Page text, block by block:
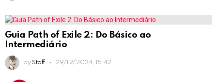
Guia Path of Exile 2: Do Básico ao
Intermediário
by Staff 29/12/2024, 15:42